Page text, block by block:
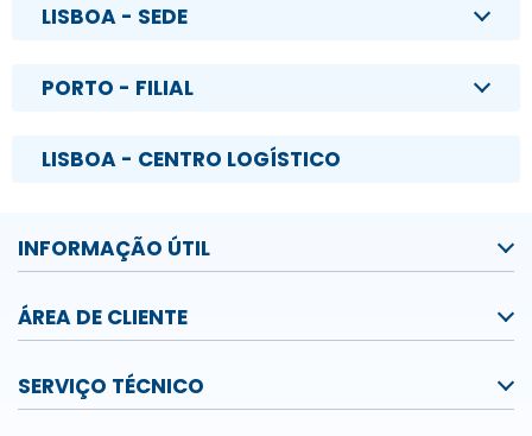
LISBOA - SEDE
PORTO - FILIAL
LISBOA - CENTRO LOGÍSTICO
INFORMAÇÃO ÚTIL
ÁREA DE CLIENTE
SERVIÇO TÉCNICO